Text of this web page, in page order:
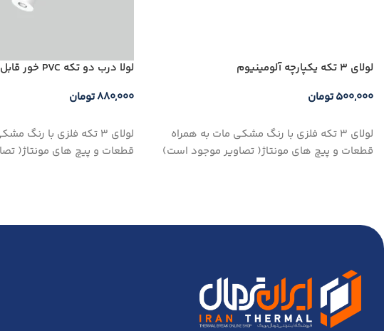
لولای 3 تکه یکپارچه آلومینیوم
۵۰۰,۰۰۰تومان
لولای 3 تکه فلزی با رنگ مشکی مات به همراه
قطعات و پیچ های مونتاژ( تصاویر موجود است)
لولا درب دو تكه PVC خور قابل رگلاژ راست سفيد
۸۸۰,۰۰۰تومان
لولای 3 تکه فلزی با رنگ
قطعات و پیچ های مونتاژ(